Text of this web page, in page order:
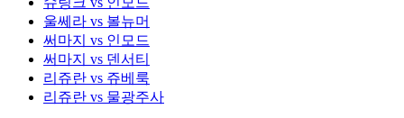
울쎄라 vs 볼뉴머
써마지 vs 인모드
써마지 vs 덴서티
리쥬란 vs 쥬베룩
리쥬란 vs 물광주사